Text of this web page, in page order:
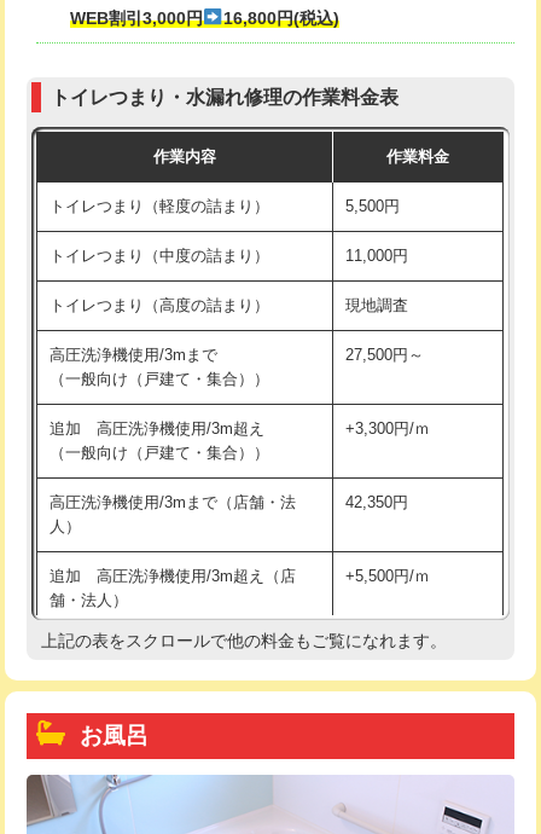
WEB割引3,000円 16,800円(税込)
トイレつまり・水漏れ修理の作業料金表
作業内容 作業料金
トイレつまり（軽度の詰まり） 5,500円
トイレつまり（中度の詰まり） 11,000円
トイレつまり（高度の詰まり） 現地調査
高圧洗浄機使用/3mまで
（一般向け（戸建て・集合））
27,500円～
追加 高圧洗浄機使用/3m超え
（一般向け（戸建て・集合））
+3,300円/ｍ
高圧洗浄機使用/3mまで（店舗・法
人）
42,350円
追加 高圧洗浄機使用/3m超え（店
舗・法人）
+5,500円/ｍ
高度高圧洗浄換 現地調査
トーラー機使用/3mまで
追加トーラー機使用/3m超え
上記の表をスクロールで他の料金もご覧になれます。
お風呂